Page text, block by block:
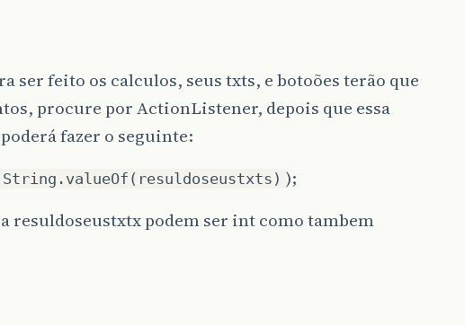
ser feito os calculos, seus txts, e botoões terão que
procure por ActionListener, depois que essa
fazer o seguinte:
);
resuldoseustxtx podem ser int como tambem